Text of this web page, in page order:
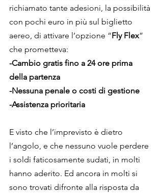
richiamato tante adesioni, la possibilità
con pochi euro in più sul biglietto
aereo, di attivare l’opzione “Fly Flex”
che prometteva:
-Cambio gratis fino a 24 ore prima
della partenza
-Nessuna penale o costi di gestione
-Assistenza prioritaria
E visto che l’imprevisto è dietro
l’angolo, e che nessuno vuole perdere
i soldi faticosamente sudati, in molti
hanno aderito. Ed ancora in molti si
sono trovati difronte alla risposta da